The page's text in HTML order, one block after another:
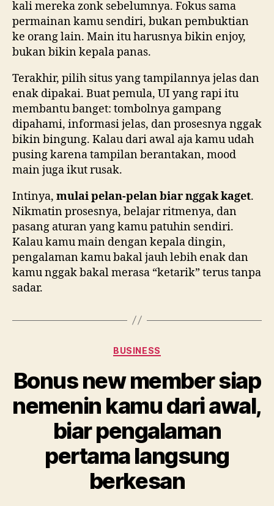
kali mereka zonk sebelumnya. Fokus sama
permainan kamu sendiri, bukan pembuktian
ke orang lain. Main itu harusnya bikin enjoy,
bukan bikin kepala panas.
Terakhir, pilih situs yang tampilannya jelas dan
enak dipakai. Buat pemula, UI yang rapi itu
membantu banget: tombolnya gampang
dipahami, informasi jelas, dan prosesnya nggak
bikin bingung. Kalau dari awal aja kamu udah
pusing karena tampilan berantakan, mood
main juga ikut rusak.
Intinya, mulai pelan-pelan biar nggak kaget.
Nikmatin prosesnya, belajar ritmenya, dan
pasang aturan yang kamu patuhin sendiri.
Kalau kamu main dengan kepala dingin,
pengalaman kamu bakal jauh lebih enak dan
kamu nggak bakal merasa “ketarik” terus tanpa
sadar.
Categories
BUSINESS
Bonus new member siap
nemenin kamu dari awal,
biar pengalaman
pertama langsung
berkesan